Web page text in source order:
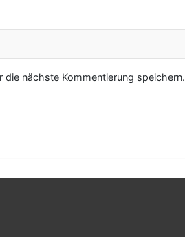
nächste Kommentierung speichern.